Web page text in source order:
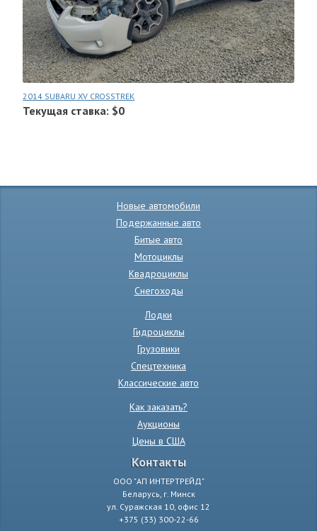
2014 SUBARU XV CROSSTREK
Текущая ставка: $0
Новые автомобили
Подержанные авто
Битые авто
Мотоциклы
Квадроциклы
Снегоходы
Лодки
Гидроциклы
Грузовики
Спецтехника
Классические авто
Как заказать?
Аукционы
Цены в США
Контакты
ООО "АП ИНТЕРТРЕЙД"
Беларусь, г. Минск
ул. Суражская 10, офис 12
+375 (33) 300-22-66